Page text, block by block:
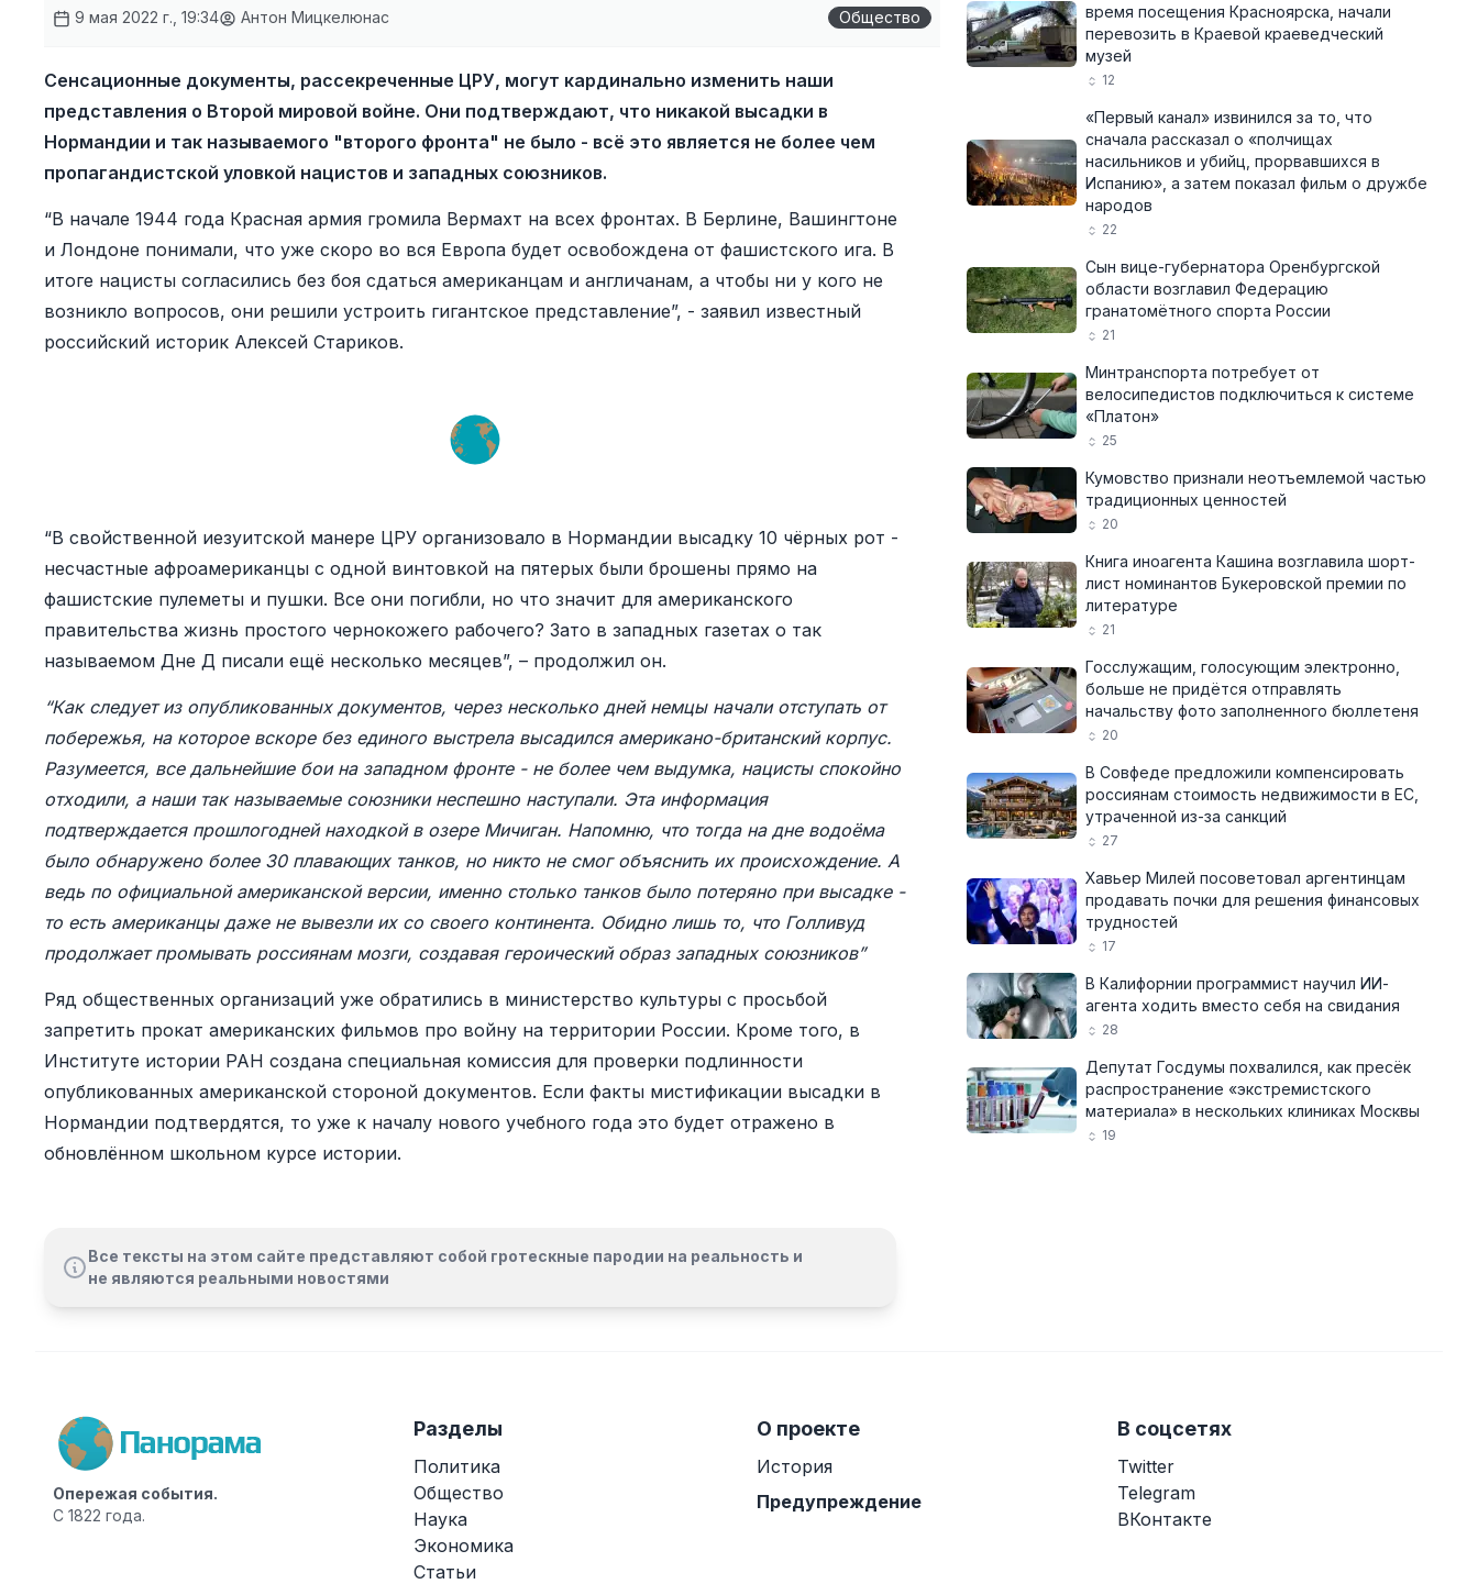
9 мая 2022 г., 19:34 Антон Мицкелюнас Общество
Сенсационные документы, рассекреченные ЦРУ, могут кардинально изменить наши
представления о Второй мировой войне. Они подтверждают, что никакой высадки в
Нормандии и так называемого "второго фронта" не было - всё это является не более чем
пропагандистской уловкой нацистов и западных союзников.
“В начале 1944 года Красная армия громила Вермахт на всех фронтах. В Берлине, Вашингтоне
и Лондоне понимали, что уже скоро во вся Европа будет освобождена от фашистского ига. В
итоге нацисты согласились без боя сдаться американцам и англичанам, а чтобы ни у кого не
возникло вопросов, они решили устроить гигантское представление”, - заявил известный
российский историк Алексей Стариков.
“В свойственной иезуитской манере ЦРУ организовало в Нормандии высадку 10 чёрных рот -
несчастные афроамериканцы с одной винтовкой на пятерых были брошены прямо на
фашистские пулеметы и пушки. Все они погибли, но что значит для американского
правительства жизнь простого чернокожего рабочего? Зато в западных газетах о так
называемом Дне Д писали ещё несколько месяцев”, – продолжил он.
“Как следует из опубликованных документов, через несколько дней немцы начали отступать от
побережья, на которое вскоре без единого выстрела высадился американо-британский корпус.
Разумеется, все дальнейшие бои на западном фронте - не более чем выдумка, нацисты спокойно
отходили, а наши так называемые союзники неспешно наступали. Эта информация
подтверждается прошлогодней находкой в озере Мичиган. Напомню, что тогда на дне водоёма
было обнаружено более 30 плавающих танков, но никто не смог объяснить их происхождение. А
ведь по официальной американской версии, именно столько танков было потеряно при высадке -
то есть американцы даже не вывезли их со своего континента. Обидно лишь то, что Голливуд
продолжает промывать россиянам мозги, создавая героический образ западных союзников”
Ряд общественных организаций уже обратились в министерство культуры с просьбой
запретить прокат американских фильмов про войну на территории России. Кроме того, в
Институте истории РАН создана специальная комиссия для проверки подлинности
опубликованных американской стороной документов. Если факты мистификации высадки в
Нормандии подтвердятся, то уже к началу нового учебного года это будет отражено в
обновлённом школьном курсе истории.
Все тексты на этом сайте представляют собой гротескные пародии на реальность и
не являются реальными новостями
время посещения Красноярска, начали
перевозить в Краевой краеведческий
музей
12
«Первый канал» извинился за то, что
сначала рассказал о «полчищах
насильников и убийц, прорвавшихся в
Испанию», а затем показал фильм о дружбе
народов
22
Сын вице-губернатора Оренбургской
области возглавил Федерацию
гранатомётного спорта России
21
Минтранспорта потребует от
велосипедистов подключиться к системе
«Платон»
25
Кумовство признали неотъемлемой частью
традиционных ценностей
20
Книга иноагента Кашина возглавила шорт-
лист номинантов Букеровской премии по
литературе
21
Госслужащим, голосующим электронно,
больше не придётся отправлять
начальству фото заполненного бюллетеня
20
В Совфеде предложили компенсировать
россиянам стоимость недвижимости в ЕС,
утраченной из-за санкций
27
Хавьер Милей посоветовал аргентинцам
продавать почки для решения финансовых
трудностей
17
В Калифорнии программист научил ИИ-
агента ходить вместо себя на свидания
28
Депутат Госдумы похвалился, как пресёк
распространение «экстремистского
материала» в нескольких клиниках Москвы
19
Опережая события.
С 1822 года.
Разделы
Политика
Общество
Наука
Экономика
Статьи
О проекте
История
Предупреждение
В соцсетях
Twitter
Telegram
ВКонтакте